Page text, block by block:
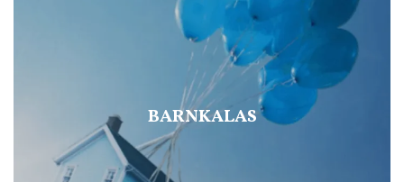
BARNKALAS